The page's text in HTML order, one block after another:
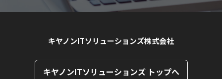
キヤノンITソリューションズ株式会社
キヤノンITソリューションズ トップへ